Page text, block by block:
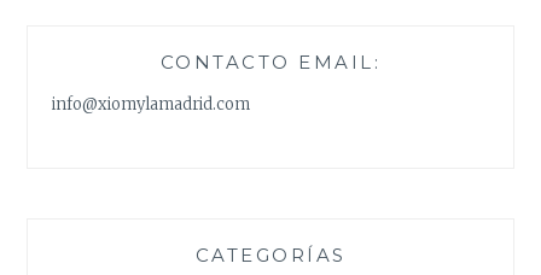
CONTACTO EMAIL:
info@xiomylamadrid.com
CATEGORÍAS